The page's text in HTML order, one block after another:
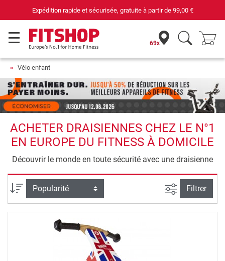
Expédition rapide et sécurisée, gratuite à partir de 99,00 €
69x
Vélo enfant
ACHETER DRAISIENNES CHEZ LE N°1
EN EUROPE DU FITNESS À DOMICILE
Découvrir le monde en toute sécurité avec une draisienne
Trier par Filtrer la
Filtrer